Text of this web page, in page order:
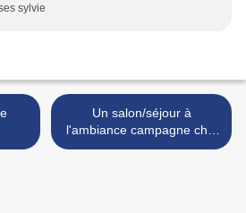
sylvie
Un salon/séjour à
l'ambiance campagne chic
>